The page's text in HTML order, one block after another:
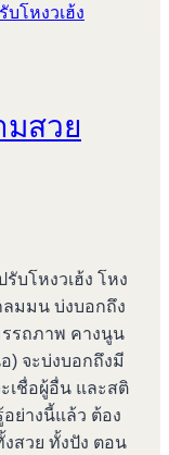
มสวย
บโหงวเฮ้ง โหง
ลมมน บ่งบอกถึง
รถภาพ คางนูน
) จะบ่งบอกถึงมี
เชื่อผู้อื่น และสติ
ย่างนี้แล้ว ต้อง
งสวย ทั้งปัง ตอน